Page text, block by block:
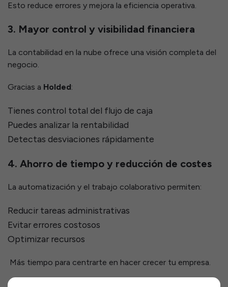
Esto reduce errores y mejora la eficiencia operativa.
3. Mayor control y visibilidad financiera
La contabilidad en la nube ofrece una visión completa del
negocio.
Gracias a Holded:
Tienes control total del flujo de caja
Puedes analizar la rentabilidad
Detectas desviaciones rápidamente
4. Ahorro de tiempo y reducción de costes
La automatización y el trabajo colaborativo permiten:
Reducir tareas administrativas
Evitar errores costosos
Optimizar recursos
Más tiempo para centrarte en hacer crecer tu empresa.